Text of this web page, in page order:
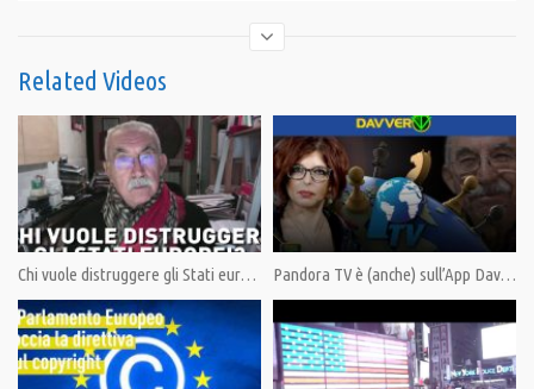
PrimoPiano,
Speciali
Tags:#pietroratto,GiuliettoChiesa ,PandoraTV pensieridalbosco
Related Videos
Chi vuole distruggere gli Stati europei? Pandora TV è (anche) sull’App Davvero TV